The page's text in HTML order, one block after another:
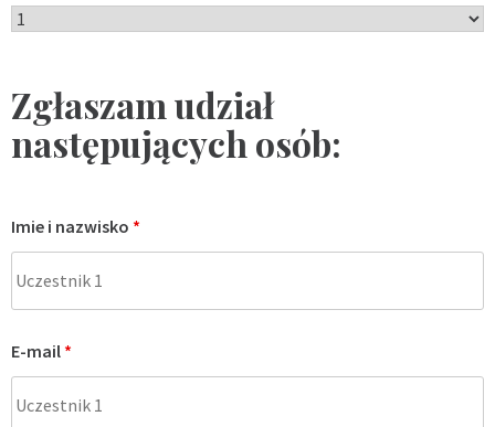
Zgłaszam udział
następujących osób:
Imie i nazwisko *
E-mail *